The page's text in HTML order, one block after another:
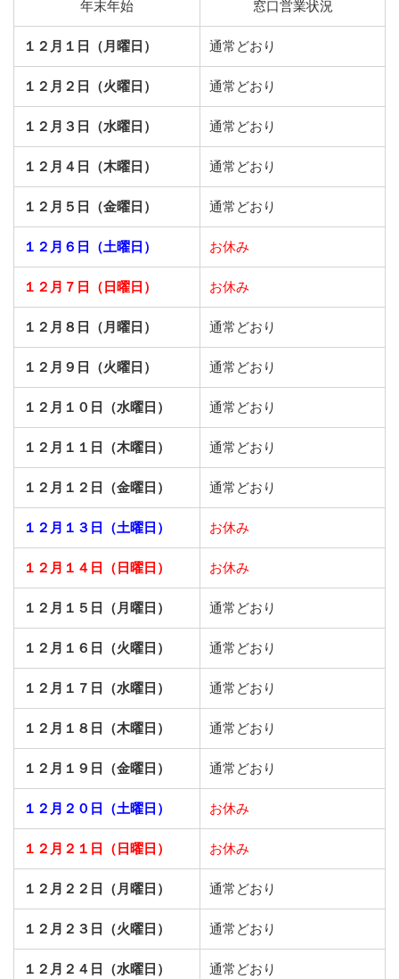
年末年始 窓口営業状況
１２月１日（月曜日） 通常どおり
１２月２日（火曜日） 通常どおり
１２月３日（水曜日） 通常どおり
１２月４日（木曜日） 通常どおり
１２月５日（金曜日） 通常どおり
１２月６日（土曜日） お休み
１２月７日（日曜日） お休み
１２月８日（月曜日） 通常どおり
１２月９日（火曜日） 通常どおり
１２月１０日（水曜日） 通常どおり
１２月１１日（木曜日） 通常どおり
１２月１２日（金曜日） 通常どおり
１２月１３日（土曜日） お休み
１２月１４日（日曜日） お休み
１２月１５日（月曜日） 通常どおり
１２月１６日（火曜日） 通常どおり
１２月１７日（水曜日） 通常どおり
１２月１８日（木曜日） 通常どおり
１２月１９日（金曜日） 通常どおり
１２月２０日（土曜日） お休み
１２月２１日（日曜日） お休み
１２月２２日（月曜日） 通常どおり
１２月２３日（火曜日） 通常どおり
１２月２４日（水曜日） 通常どおり